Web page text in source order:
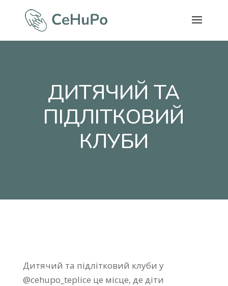
ДИТЯЧИЙ ТА
ПІДЛІТКОВИЙ
КЛУБИ
Дитячий та підлітковий клуби у
@cehupo_teplice це місце, де діти